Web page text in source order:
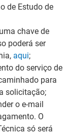
de Estudo de
chave de
poderá ser
aqui;
do serviço de
para
solicitação;
o e-mail
O
só será